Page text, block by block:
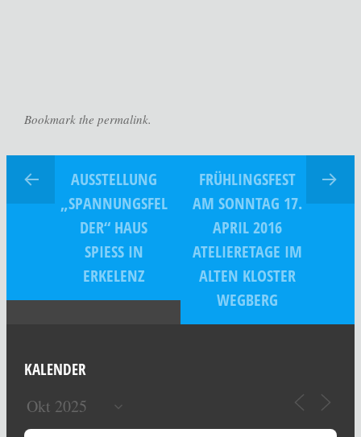
Bookmark the permalink.
AUSSTELLUNG
„SPANNUNGSFEL
DER“ HAUS
SPIESS IN
ERKELENZ
FRÜHLINGSFEST
AM SONNTAG 17.
APRIL 2016
ATELIERETAGE IM
ALTEN KLOSTER
WEGBERG
KALENDER